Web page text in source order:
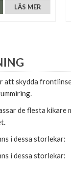
LÄS MER
skydda
de flesta kikare
i dessa storlekar:
i dessa storlekar: